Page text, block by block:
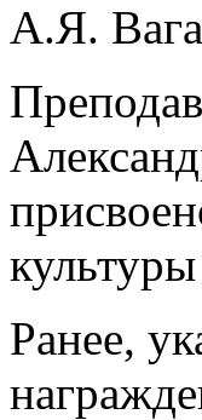
А.Я.
Ранее,